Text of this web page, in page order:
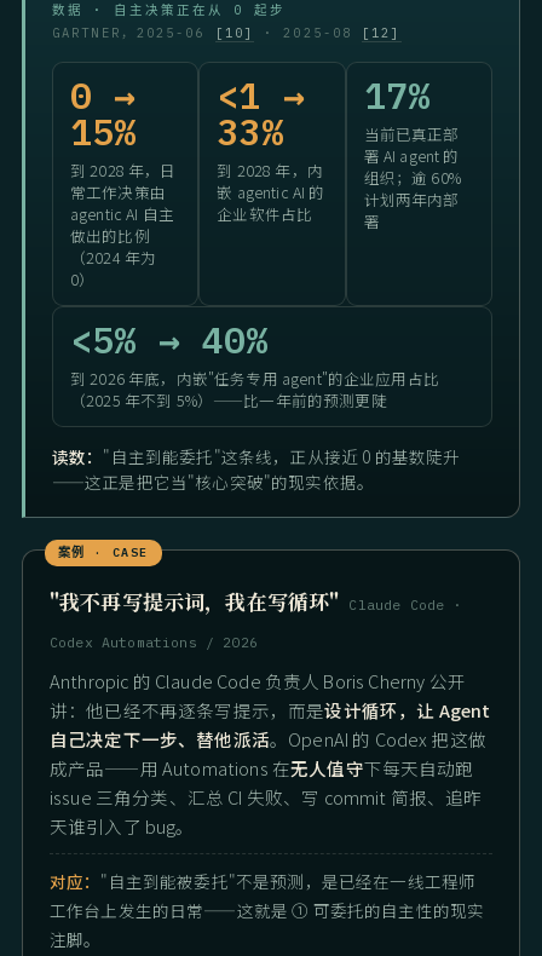
数据 · 自主决策正在从 0 起步
GARTNER，2025-06
[10] · 2025-08 [12]
0 →
15%
到 2028 年，日
常工作决策由
agentic AI 自主
做出的比例
（2024 年为
0）
<1 →
33%
到 2028 年，内
嵌 agentic AI 的
企业软件占比
17%
当前已真正部
署 AI agent 的
组织；逾 60%
计划两年内部
署
<5% → 40%
到 2026 年底，内嵌"任务专用 agent"的企业应用占比
（2025 年不到 5%）——比一年前的预测更陡
读数： "自主到能委托"这条线，正从接近 0 的基数陡升
——这正是把它当"核心突破"的现实依据。
"我不再写提示词，我在写循环" Claude Code ·
Codex Automations / 2026
Anthropic 的 Claude Code 负责人 Boris Cherny 公开
讲：他已经不再逐条写提示，而是设计循环，让 Agent
自己决定下一步、替他派活。OpenAI 的 Codex 把这做
成产品——用 Automations 在无人值守下每天自动跑
issue 三角分类、汇总 CI 失败、写 commit 简报、追昨
天谁引入了 bug。
对应： "自主到能被委托"不是预测，是已经在一线工程师
工作台上发生的日常——这就是 ① 可委托的自主性的现实
注脚。